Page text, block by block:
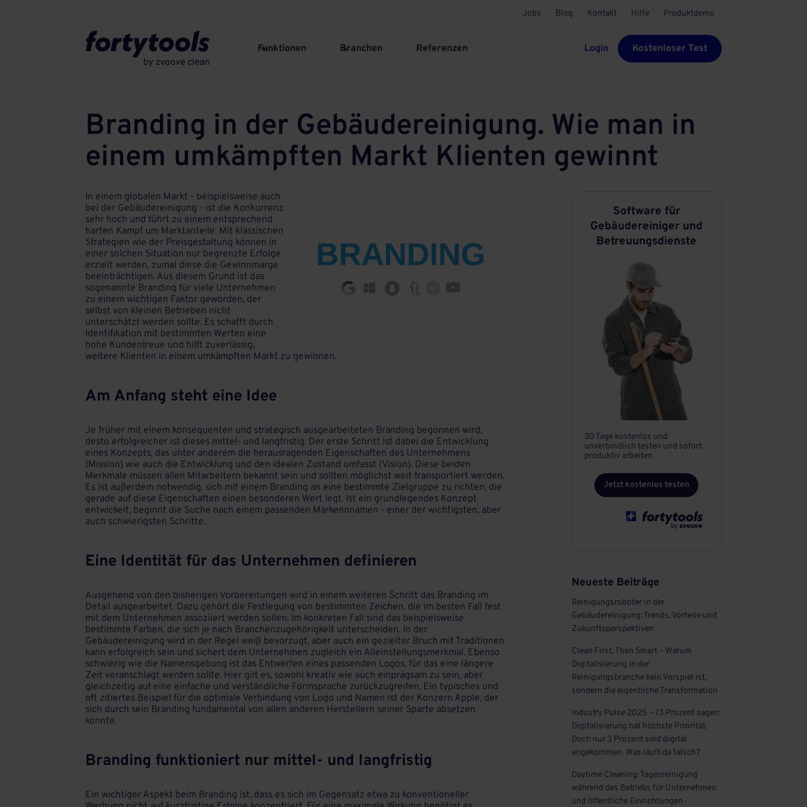
Jobs Blog Kontakt Hilfe Produktdemo
Funktionen Branchen Referenzen Login Kostenloser Test
Branding in der Gebäudereinigung. Wie man in
einem umkämpften Markt Klienten gewinnt
In einem globalen Markt - beispielsweise auch
bei der Gebäudereinigung - ist die Konkurrenz
sehr hoch und führt zu einem entsprechend
harten Kampf um Marktanteile. Mit klassischen
Strategien wie der Preisgestaltung können in
einer solchen Situation nur begrenzte Erfolge
erzielt werden, zumal diese die Gewinnmarge
beeinträchtigen. Aus diesem Grund ist das
sogenannte Branding für viele Unternehmen
zu einem wichtigen Faktor geworden, der
selbst von kleinen Betrieben nicht
unterschätzt werden sollte. Es schafft durch
Identifikation mit bestimmten Werten eine
hohe Kundentreue und hilft zuverlässig,
weitere Klienten in einem umkämpften Markt zu gewinnen.
Am Anfang steht eine Idee
Je früher mit einem konsequenten und strategisch ausgearbeiteten Branding begonnen wird,
desto erfolgreicher ist dieses mittel- und langfristig. Der erste Schritt ist dabei die Entwicklung
eines Konzepts, das unter anderem die herausragenden Eigenschaften des Unternehmens
(Mission) wie auch die Entwicklung und den idealen Zustand umfasst (Vision). Diese beiden
Merkmale müssen allen Mitarbeitern bekannt sein und sollten möglichst weit transportiert werden.
Es ist außerdem notwendig, sich mit einem Branding an eine bestimmte Zielgruppe zu richten, die
gerade auf diese Eigenschaften einen besonderen Wert legt. Ist ein grundlegendes Konzept
entwickelt, beginnt die Suche nach einem passenden Markennnamen - einer der wichtigsten, aber
auch schwierigsten Schritte.
Eine Identität für das Unternehmen definieren
Ausgehend von den bisherigen Vorbereitungen wird in einem weiteren Schritt das Branding im
Detail ausgearbeitet. Dazu gehört die Festlegung von bestimmten Zeichen, die im besten Fall fest
mit dem Unternehmen assoziiert werden sollen. Im konkreten Fall sind das beispielsweise
bestimmte Farben, die sich je nach Branchenzugehörigkeit unterscheiden. In der
Gebäudereinigung wird in der Regel weiß bevorzugt, aber auch ein gezielter Bruch mit Traditionen
kann erfolgreich sein und sichert dem Unternehmen zugleich ein Alleinstellungsmerkmal. Ebenso
schwierig wie die Namensgebung ist das Entwerfen eines passenden Logos, für das eine längere
Zeit veranschlagt werden sollte. Hier gilt es, sowohl kreativ wie auch einprägsam zu sein, aber
gleichzeitig auf eine einfache und verständliche Formsprache zurückzugreifen. Ein typisches und
oft zitiertes Beispiel für die optimale Verbindung von Logo und Namen ist der Konzern Apple, der
sich durch sein Branding fundamental von allen anderen Herstellern seiner Sparte absetzen
konnte.
Branding funktioniert nur mittel- und langfristig
Ein wichtiger Aspekt beim Branding ist, dass es sich im Gegensatz etwa zu konventioneller
Software für
Gebäudereiniger und
Betreuungsdienste
30 Tage kostenlos und
unverbindlich testen und sofort
produktiv arbeiten
Jetzt kostenlos testen
Neueste Beiträge
Reinigungsroboter in der
Gebäudereinigung: Trends, Vorteile und
Zukunftsperspektiven
Clean First, Then Smart – Warum
Digitalisierung in der
Reinigungsbranche kein Vorspiel ist,
sondern die eigentliche Transformation
Industry Pulse 2025 – 73 Prozent sagen:
Digitalisierung hat höchste Priorität.
Doch nur 3 Prozent sind digital
angekommen. Was läuft da falsch?
Daytime Cleaning: Tagesreinigung
während des Betriebs für Unternehmen
und öffentliche Einrichtungen